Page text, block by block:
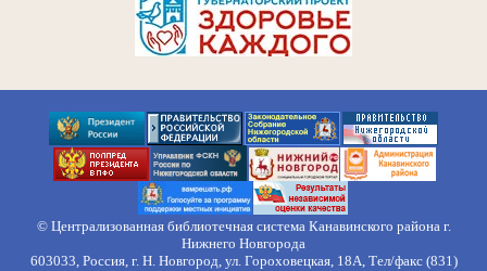
© Централизованная библиотечная система Канавинского района г.
Нижнего Новгорода
603033, Россия, г. Н. Новгород, ул. Гороховецкая, 18А, Тел/факс (831)